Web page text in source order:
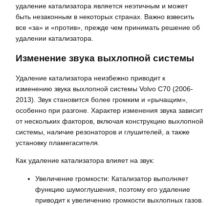
удаление катализатора является неэтичным и может
быть незаконным в некоторых странах. Важно взвесить
все «за» и «против», прежде чем принимать решение об
удалении катализатора.
Изменение звука выхлопной системы
Удаление катализатора неизбежно приводит к
изменению звука выхлопной системы Volvo C70 (2006-
2013). Звук становится более громким и «рычащим»,
особенно при разгоне. Характер изменения звука зависит
от нескольких факторов, включая конструкцию выхлопной
системы, наличие резонаторов и глушителей, а также
установку пламегасителя.
Как удаление катализатора влияет на звук:
Увеличение громкости: Катализатор выполняет
функцию шумоглушения, поэтому его удаление
приводит к увеличению громкости выхлопных газов.